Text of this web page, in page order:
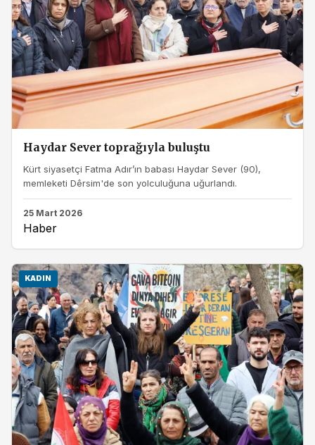
Haydar Sever toprağıyla buluştu
Kürt siyasetçi Fatma Adır’ın babası Haydar Sever (90),
memleketi Dêrsim'de son yolculuğuna uğurlandı.
25 Mart 2026
Haber
KADIN